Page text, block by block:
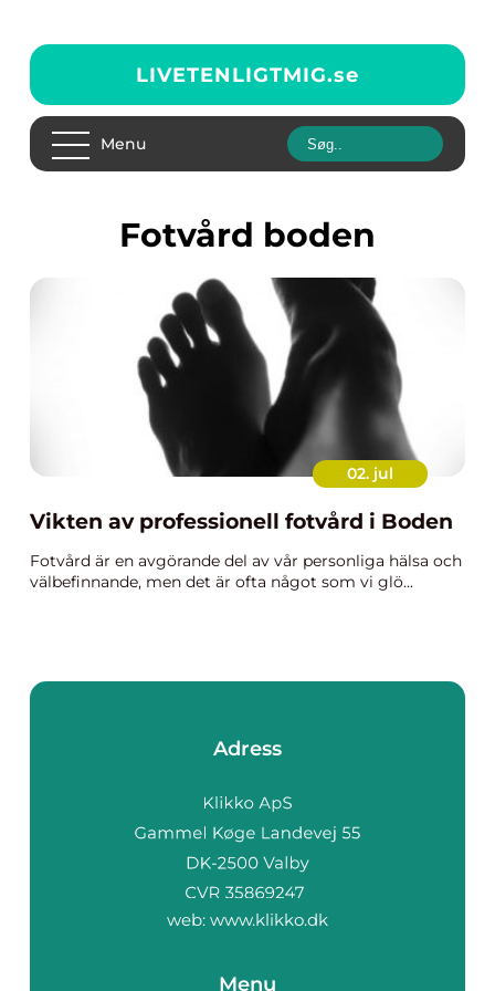
LIVETENLIGTMIG.se
Menu
fotvård boden
02. jul
Vikten av professionell fotvård i Boden
Fotvård är en avgörande del av vår personliga hälsa och
välbefinnande, men det är ofta något som vi glö...
Adress
web: www.klikko.dk
Menu